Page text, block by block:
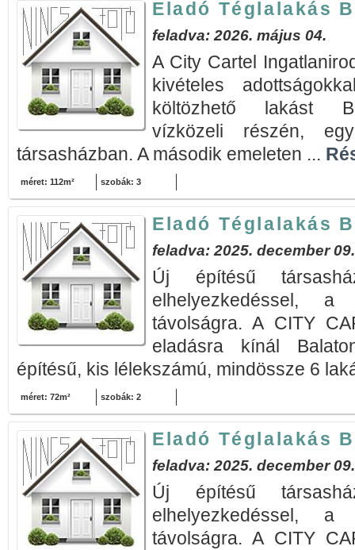
Eladó Téglalakás
feladva: 2026. május 04.
A City Cartel
kivételes
költözhető lakást
vízközeli részén,
társasházban. A második emeleten ...
méret: 112m² szobák: 3
Eladó Téglalakás
feladva: 2025. december 09.
Új építésű
elhelyezkedéssel,
távolságra. A CITY
eladásra kínál
építésű, kis lélekszámú, mindössze 6
méret: 72m² szobák: 2
Eladó Téglalakás
feladva: 2025. december 09.
Új építésű
elhelyezkedéssel,
távolságra. A CITY